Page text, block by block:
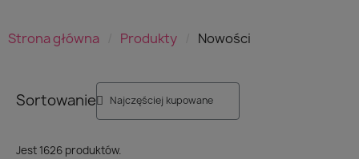
Strona główna Produkty Nowości
Jest 1626 produktów.
Sortowanie